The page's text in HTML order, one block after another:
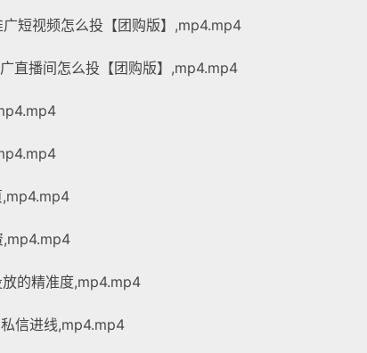
短视频怎么投【团购版】,mp4.mp4
直播间怎么投【团购版】,mp4.mp4
,mp4.mp4
,mp4.mp4
的精准度,mp4.mp4
信进线,mp4.mp4